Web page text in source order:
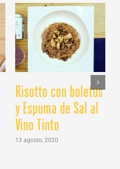
Risotto con boletus
y Espuma de Sal al
Vino Tinto
13 agosto, 2020